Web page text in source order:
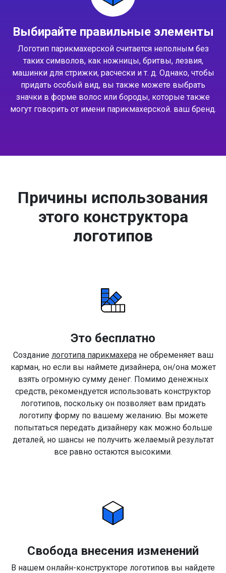
Выбирайте правильные элементы
Логотип парикмахерской считается неполным без
таких символов, как ножницы, бритвы, лезвия,
машинки для стрижки, расчески и т. д. Однако, чтобы
придать особый вид, вы также можете выбрать
значки в форме волос или бороды, которые также
могут говорить от имени парикмахерской. ваш бренд.
Причины использования
этого конструктора
логотипов
Это бесплатно
Создание логотипа парикмахеране обременяет ваш
карман, но если вы наймете дизайнера, он/она может
взять огромную сумму денег. Помимо денежных
средств, рекомендуется использовать конструктор
логотипов, поскольку он позволяет вам придать
логотипу форму по вашему желанию. Вы можете
попытаться передать дизайнеру как можно больше
деталей, но шансы не получить желаемый результат
все равно остаются высокими.
Свобода внесения изменений
В нашем онлайн-конструкторе логотипов вы найдете